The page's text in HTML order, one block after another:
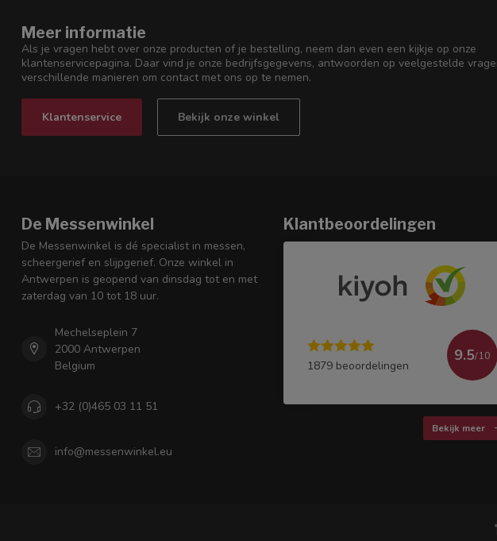
Meer informatie
Als je vragen hebt over onze producten of je bestelling, neem dan even een kijkje op onze
klantenservicepagina. Daar vind je onze bedrijfsgegevens, antwoorden op veelgestelde
verschillende manieren om contact met ons op te nemen.
Klantenservice Bekijk onze winkel
De Messenwinkel
De Messenwinkel is dé specialist in messen,
scheergerief en slijpgerief. Onze winkel in
Antwerpen is geopend van dinsdag tot en met
zaterdag van 10 tot 18 uur.
Mechelseplein 7
2000 Antwerpen
Belgium
+32 (0)465 03 11 51
info@messenwinkel.eu
Klantbeoordelingen
1879 beoordelingen
9.5/10
Bekijk meer